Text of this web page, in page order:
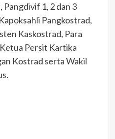
Pangdivif 1, 2 dan 3
Pangkostrad,
Kaskostrad, Para
Persit Kartika
Kostrad serta Wakil